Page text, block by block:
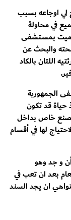
لي اوجاعه بسبب
في محاولة
بمستشفى
والبحث عن
اللتان بالكاد
الجمهورية
قد تكون
خاص بداخل
لها في أقسام
و جد وهو
بعد ان تعب في
ان يجد السند